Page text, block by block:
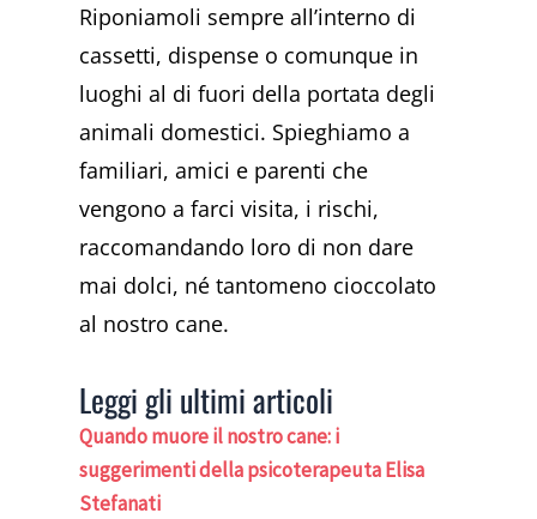
Riponiamoli sempre all’interno di
cassetti, dispense o comunque in
luoghi al di fuori della portata degli
animali domestici. Spieghiamo a
familiari, amici e parenti che
vengono a farci visita, i rischi,
raccomandando loro di non dare
mai dolci, né tantomeno cioccolato
al nostro cane.
Leggi gli ultimi articoli
Quando muore il nostro cane: i
suggerimenti della psicoterapeuta Elisa
Stefanati